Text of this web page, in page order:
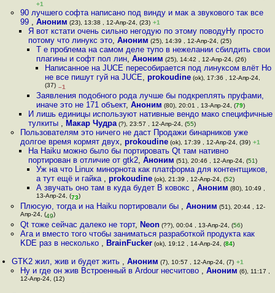
+1
90 лучшего софта написано под винду и мак а звукового так все
99 , Аноним (23), 13:38 , 12-Апр-24, (23) +1
Я вот кстати очень сильно негодую по этому поводуНу просто
потому что линукс это, Аноним (25), 14:39 , 12-Апр-24, (25)
Т е проблема на самом деле тупо в нежелании сбилдить свои
плагины и софт пол лин,Аноним (25), 14:42 , 12-Апр-24, (26)
Написанное на JUCE пересобирается под линуксом влёт Но
не все пишут гуй на JUCE, prokoudine(ok), 17:36 , 12-Апр-24,
(37) –1
Заявления подобного рода лучше бы подкреплять пруфами,
иначе это не 171 объект,Аноним (80), 20:01 , 13-Апр-24, (79)
И лишь единицы используют нативные вендо мако специфичные
тулкиты , Макар Чудра(?), 23:57 , 12-Апр-24, (55)
Пользователям это ничего не даст Продажи бинарников уже
долгое время кормят двух, prokoudine(ok), 17:39 , 12-Апр-24, (39) +1
На Haiku можно было бы портировать Qt там нативно
портирован в отличие от gtk2, Аноним (51), 20:46 , 12-Апр-24, (51)
Уж на что Linux минорнота как платформа для контентщиков,
а тут ещё и гайка ,prokoudine (ok), 21:39 , 12-Апр-24, (52)
А звучать оно там в куда будет В ковокс ,Аноним (80), 10:49 ,
13-Апр-24, (73)
Плюсую, тогда и на Haiku портировали бы , Аноним (51), 20:44 , 12-
Апр-24, (49)
Qt тоже сейчас далеко не торт, Neon(??), 00:04 , 13-Апр-24, (56)
Ага и вместо того чтобы заниматься разработкой продукта как
KDE раз в несколько , BrainFucker(ok), 19:12 , 14-Апр-24, (84)
GTK2 жил, жив и будет жить ,Аноним (7), 10:57 , 12-Апр-24, (7) +1
Ну и где он жив Встроенный в Ardour несчитово , Аноним (6), 11:17 ,
12-Апр-24, (12)